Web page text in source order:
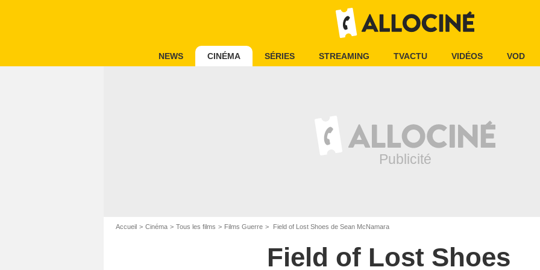
NEWS CINÉMA SÉRIES STREAMING TVACTU VIDÉOS VOD
Accueil Cinéma Tous les films Films Guerre Field of Lost Shoes de Sean McNamara
Field of Lost Shoes